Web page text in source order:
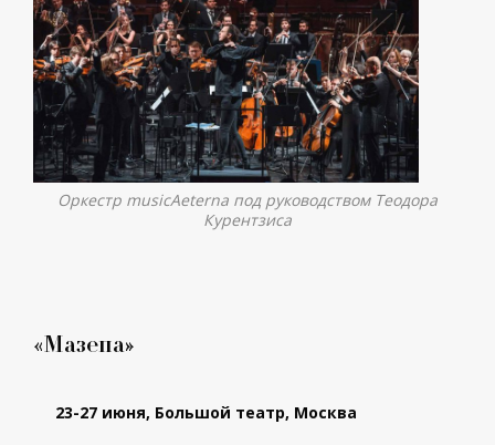
Оркестр musicAeterna под руководством Теодора
Курентзиса
«Мазепа»
23-27 июня, Большой театр, Москва